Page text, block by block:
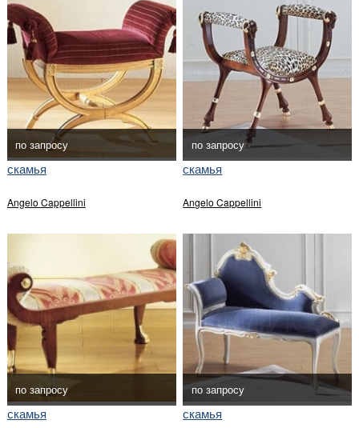
по запросу
скамья
Angelo Cappellini
по запросу
скамья
Angelo Cappellini
по запросу
скамья
по запросу
скамья